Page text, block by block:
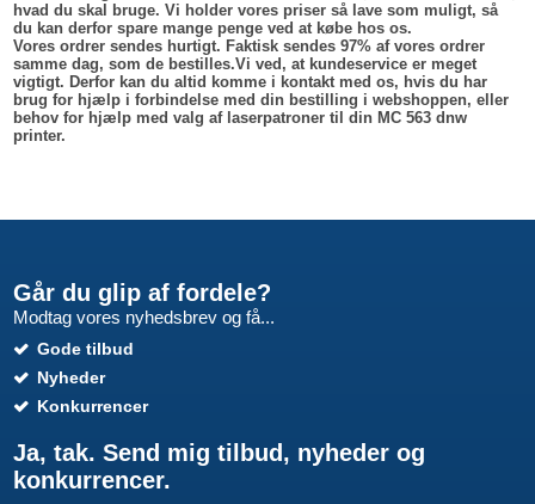
hvad du skal bruge. Vi holder vores priser så lave som muligt, så
du kan derfor spare mange penge ved at købe hos os.
Vores ordrer sendes hurtigt. Faktisk sendes 97% af vores ordrer
samme dag, som de bestilles.Vi ved, at kundeservice er meget
vigtigt. Derfor kan du altid komme i kontakt med os, hvis du har
brug for hjælp i forbindelse med din bestilling i webshoppen, eller
behov for hjælp med valg af laserpatroner til din MC 563 dnw
printer.
Går du glip af fordele?
Modtag vores nyhedsbrev og få...
Gode tilbud
Nyheder
Konkurrencer
Ja, tak. Send mig tilbud, nyheder og
konkurrencer.